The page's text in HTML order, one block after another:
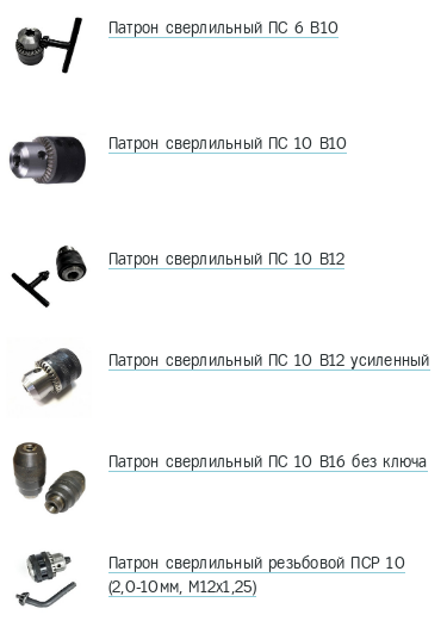
Патрон сверлильный ПС 6 В10
Патрон сверлильный ПС 10 В10
Патрон сверлильный ПС 10 В12
Патрон сверлильный ПС 10 В12 усиленный
Патрон сверлильный ПС 10 В16 без ключа
Патрон сверлильный резьбовой ПСР 10
(2,0-10мм, М12х1,25)